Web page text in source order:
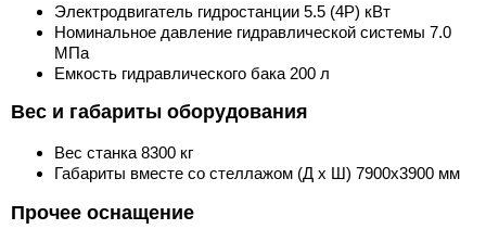
Электродвигатель гидростанции 5.5 (4Р) кВт
Номинальное давление гидравлической системы 7.0
МПа
Емкость гидравлического бака 200 л
Вес и габариты оборудования
Вес станка 8300 кг
Габариты вместе со стеллажом (Д х Ш) 7900x3900 мм
Прочее оснащение